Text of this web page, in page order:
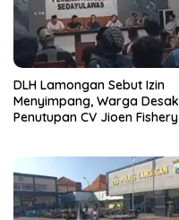
DLH Lamongan Sebut Izin
Menyimpang, Warga Desak
Penutupan CV Jioen Fishery